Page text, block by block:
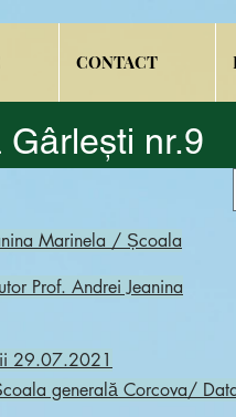
CONTACT
Gârlești nr.9
Marinela / Școala
Prof. Andrei Jeanina
29.07.2021
generală Corcova/